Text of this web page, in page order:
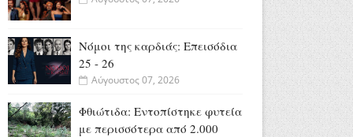
Νόμοι της καρδιάς: Επεισόδια
25 - 26
Αύγουστος 07, 2026
Φθιώτιδα: Εντοπίστηκε φυτεία
με περισσότερα από 2.000